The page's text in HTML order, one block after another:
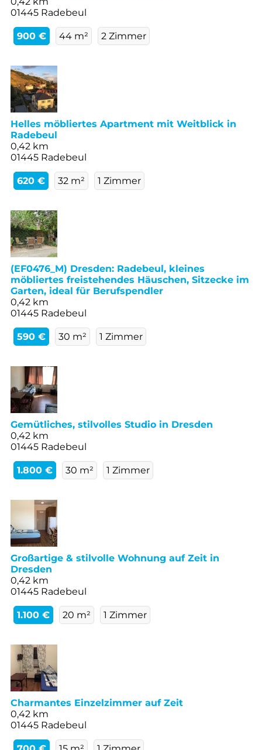
01445 Radebeul
900 € 44 m² 2 Zimmer
Helles möbliertes Apartment mit Weitblick in
Radebeul
0,42 km
01445 Radebeul
620 € 32 m² 1 Zimmer
(EF0476_M) Dresden: Radebeul, kleines
möbliertes freistehendes Häuschen, Sitzecke im
Garten, ideal für Berufspendler
0,42 km
01445 Radebeul
590 € 30 m² 1 Zimmer
Gemütliches, stilvolles Studio in Dresden
0,42 km
01445 Radebeul
1.800 € 30 m² 1 Zimmer
Großartige & stilvolle Wohnung auf Zeit in
Dresden
0,42 km
01445 Radebeul
1.100 € 20 m² 1 Zimmer
Charmantes Einzelzimmer auf Zeit
0,42 km
01445 Radebeul